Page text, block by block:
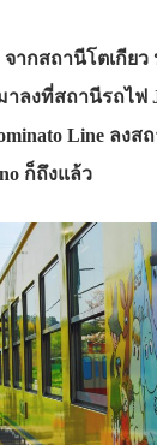
จากสถานีโตเกียว
าลงที่สถานีรถไฟ
Line ลงส
ก็ถึงแล้ว